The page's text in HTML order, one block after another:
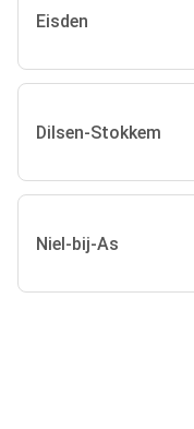
Eisden
Dilsen-Stokkem
Niel-bij-As